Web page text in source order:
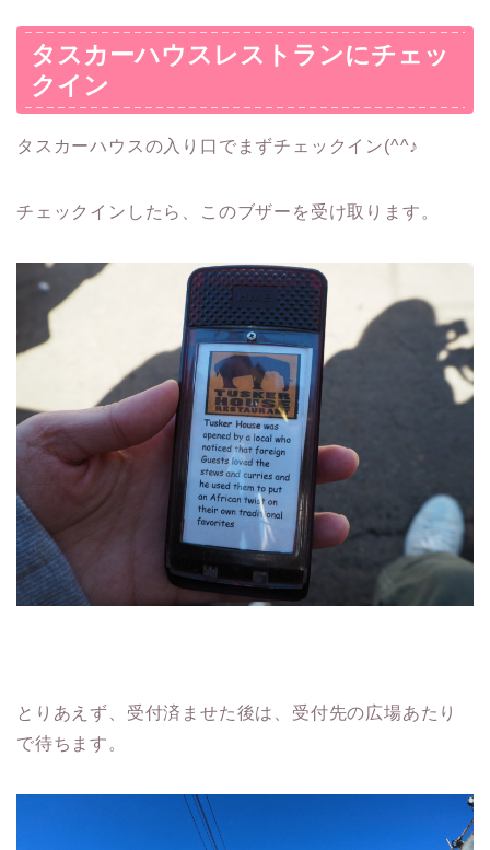
タスカーハウスレストランにチェッ
クイン
タスカーハウスの入り口でまずチェックイン(^^♪
チェックインしたら、このブザーを受け取ります。
とりあえず、受付済ませた後は、受付先の広場あたり
で待ちます。